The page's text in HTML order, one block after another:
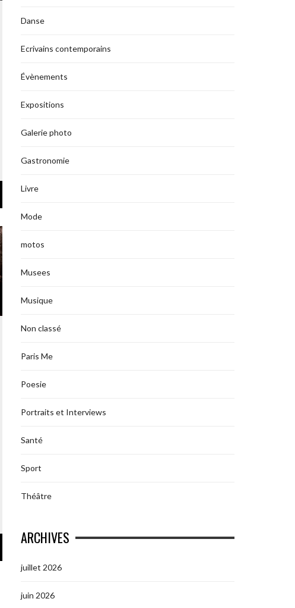
Danse
Ecrivains contemporains
Évènements
Expositions
Galerie photo
Gastronomie
Livre
Mode
motos
Musees
Musique
Non classé
Paris Me
Poesie
Portraits et Interviews
Santé
Sport
Théâtre
ARCHIVES
juillet 2026
juin 2026